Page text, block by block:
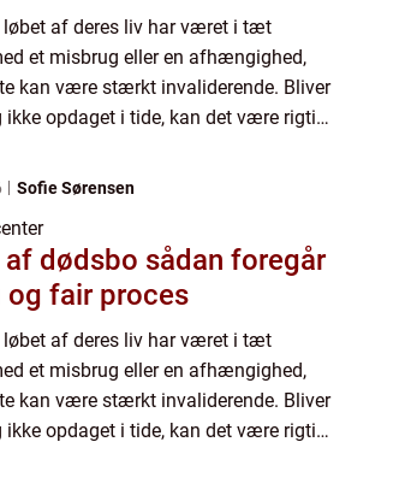
løbet af deres liv har været i tæt
et misbrug eller en afhængighed,
kan være stærkt invaliderende. Bliver
ikke opdaget i tide, kan det være rigtig
Sofie Sørensen
sådan foregår
og fair proces
løbet af deres liv har været i tæt
et misbrug eller en afhængighed,
kan være stærkt invaliderende. Bliver
ikke opdaget i tide, kan det være rigtig